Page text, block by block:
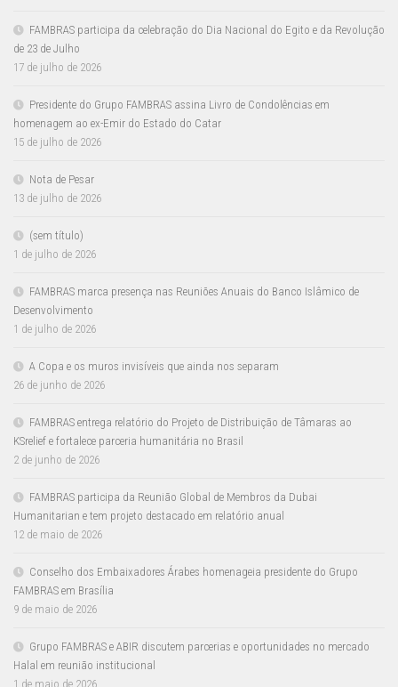
FAMBRAS participa da celebração do Dia Nacional do Egito e da Revolução
de 23 de Julho
17 de julho de 2026
Presidente do Grupo FAMBRAS assina Livro de Condolências em
homenagem ao ex-Emir do Estado do Catar
15 de julho de 2026
Nota de Pesar
13 de julho de 2026
(sem título)
1 de julho de 2026
FAMBRAS marca presença nas Reuniões Anuais do Banco Islâmico de
Desenvolvimento
1 de julho de 2026
A Copa e os muros invisíveis que ainda nos separam
26 de junho de 2026
FAMBRAS entrega relatório do Projeto de Distribuição de Tâmaras ao
KSrelief e fortalece parceria humanitária no Brasil
2 de junho de 2026
FAMBRAS participa da Reunião Global de Membros da Dubai
Humanitarian e tem projeto destacado em relatório anual
12 de maio de 2026
Conselho dos Embaixadores Árabes homenageia presidente do Grupo
FAMBRAS em Brasília
9 de maio de 2026
Grupo FAMBRAS e ABIR discutem parcerias e oportunidades no mercado
Halal em reunião institucional
1 de maio de 2026